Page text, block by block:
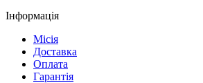
Інформація
Місія
Доставка
Оплата
Гарантія